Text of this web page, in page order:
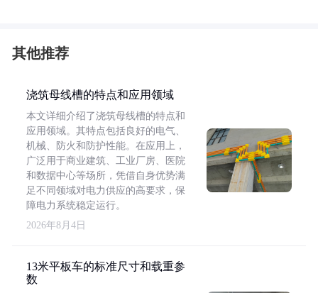
其他推荐
浇筑母线槽的特点和应用领域
本文详细介绍了浇筑母线槽的特点和
应用领域。其特点包括良好的电气、
机械、防火和防护性能。在应用上，
广泛用于商业建筑、工业厂房、医院
和数据中心等场所，凭借自身优势满
足不同领域对电力供应的高要求，保
障电力系统稳定运行。
2026年8月4日
13米平板车的标准尺寸和载重参
数